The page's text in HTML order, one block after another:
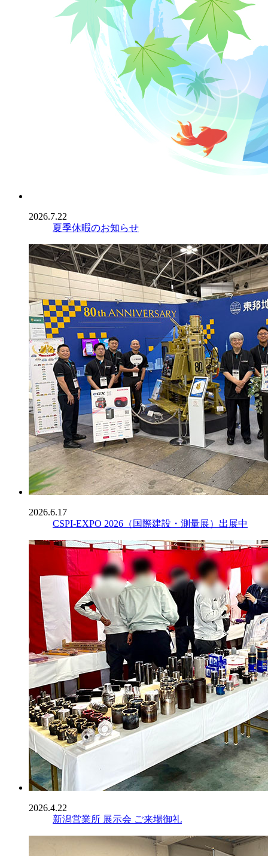
2026.7.22
夏季休暇のお知らせ
2026.6.17
CSPI-EXPO 2026（国際建設・測量展）出展中
2026.4.22
新潟営業所 展示会 ご来場御礼